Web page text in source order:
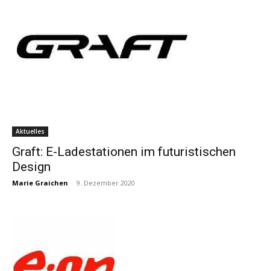
Aktuelles
Graft: E-Ladestationen im futuristischen
Design
Marie Graichen - 9. Dezember 2020